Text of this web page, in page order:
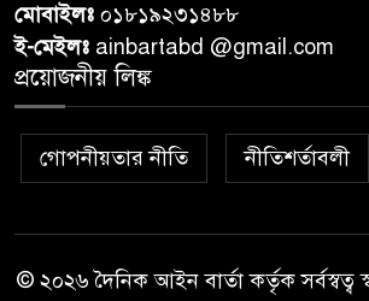
প্রধানমন্ত্রীর
উপহার
৯
২০ আগস্ট
১০
মোবাইলঃ ০১৮১৯২৩১৪৮৮
ই-মেইলঃ ainbartabd @gmail.com
প্রয়োজনীয় লিঙ্ক
গোপনীয়তার নীতি নীতিশর্তাবলী
© ২০২৬ দৈনিক আইন বার্তা কর্তৃক সর্বস্বত্ব